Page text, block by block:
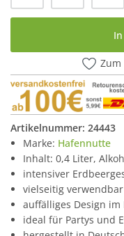
Artikelnummer: 24443
Marke: Hafennutte
Inhalt: 0,4 Liter,
intensiver
vielseitig
auffälliges Design
ideal für Partys und